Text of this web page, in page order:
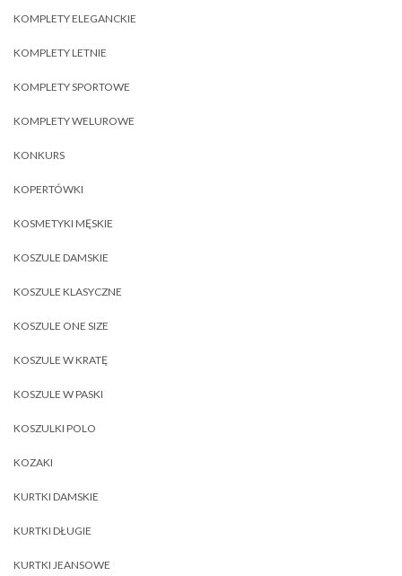
KOMPLETY ELEGANCKIE
KOMPLETY LETNIE
KOMPLETY SPORTOWE
KOMPLETY WELUROWE
KONKURS
KOPERTÓWKI
KOSMETYKI MĘSKIE
KOSZULE DAMSKIE
KOSZULE KLASYCZNE
KOSZULE ONE SIZE
KOSZULE W KRATĘ
KOSZULE W PASKI
KOSZULKI POLO
KOZAKI
KURTKI DAMSKIE
KURTKI DŁUGIE
KURTKI JEANSOWE